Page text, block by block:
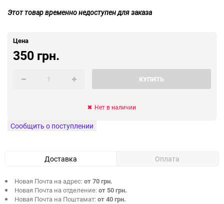
Этот товар временно недоступен для заказа
Цена
350 грн.
КУПИТЬ
Нет в наличии
Сообщить о поступлении
Доставка Оплата
Новая Почта на адрес:от 70 грн.
Новая Почта на отделение:от 50 грн.
Новая Почта на Поштамат:от 40 грн.